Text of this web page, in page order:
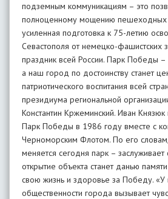
подземным коммуникациям – это
полноценному мощению
усиленная подготовка к 75-летию
Севастополя от немецко-фашистских
праздник всей России. Парк Победы –
а наш город по достоинству станет
патриотического воспитания всей
президиума региональной
Константин Кржеминский. Иван
Парк Победы в 1986 году вместе с
Черноморским Флотом. По его словам,
меняется сегодня парк – заслуживает
открытие объекта станет данью
свою жизнь и здоровье за Победу. «У
общественности города вызывает